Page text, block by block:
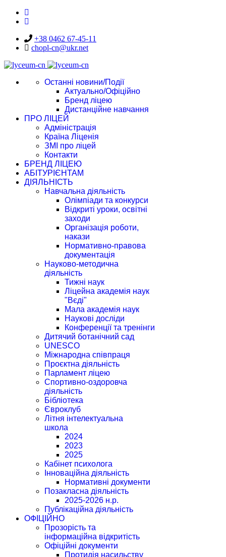
+38 0462 67-45-11
chopl-cn@ukr.net
Останні новини/Події
Актуально/Офіційно
Бренд ліцею
Дистанційне навчання
ПРО ЛІЦЕЙ
Адміністрація
Країна Ліценія
ЗМІ про ліцей
Контакти
БРЕНД ЛІЦЕЮ
АБІТУРІЄНТАМ
ДІЯЛЬНІСТЬ
Навчальна діяльність
Олімпіади та конкурси
Відкриті уроки, освітні
заходи
Організація роботи,
накази
Нормативно-правова
документація
Науково-методична
діяльність
Тижні наук
Ліцейна академія наук
"Вєді"
Мала академія наук
Наукові досліди
Конференції та тренінги
Дитячий ботанічний сад
UNESCO
Міжнародна співпраця
Проєктна діяльність
Парламент ліцею
Спортивно-оздоровча
діяльність
Бібліотека
Євроклуб
Літня інтелектуальна
школа
2024
2023
2025
Кабінет психолога
Інноваційна діяльність
Нормативні документи
Позакласна діяльність
2025-2026 н.р.
Публікаційна діяльність
ОФІЦІЙНО
Прозорість та
інформаційна відкритість
Офіційні документи
Протидія насильству